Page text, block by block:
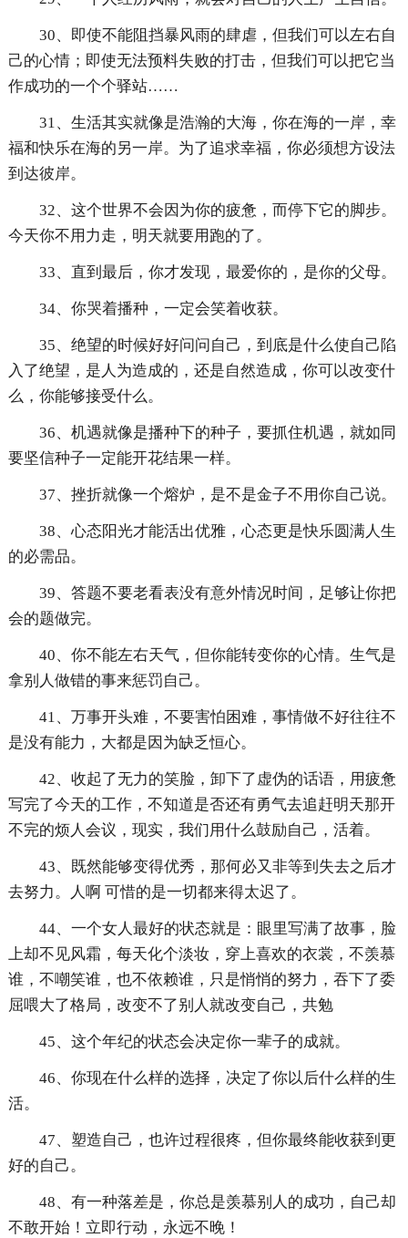
30、即使不能阻挡暴风雨的肆虐，但我们可以左右自
己的心情；即使无法预料失败的打击，但我们可以把它当
作成功的一个个驿站……
31、生活其实就像是浩瀚的大海，你在海的一岸，幸
福和快乐在海的另一岸。为了追求幸福，你必须想方设法
到达彼岸。
32、这个世界不会因为你的疲惫，而停下它的脚步。
今天你不用力走，明天就要用跑的了。
33、直到最后，你才发现，最爱你的，是你的父母。
34、你哭着播种，一定会笑着收获。
35、绝望的时候好好问问自己，到底是什么使自己陷
入了绝望，是人为造成的，还是自然造成，你可以改变什
么，你能够接受什么。
36、机遇就像是播种下的种子，要抓住机遇，就如同
要坚信种子一定能开花结果一样。
37、挫折就像一个熔炉，是不是金子不用你自己说。
38、心态阳光才能活出优雅，心态更是快乐圆满人生
的必需品。
39、答题不要老看表没有意外情况时间，足够让你把
会的题做完。
40、你不能左右天气，但你能转变你的心情。生气是
拿别人做错的事来惩罚自己。
41、万事开头难，不要害怕困难，事情做不好往往不
是没有能力，大都是因为缺乏恒心。
42、收起了无力的笑脸，卸下了虚伪的话语，用疲惫
写完了今天的工作，不知道是否还有勇气去追赶明天那开
不完的烦人会议，现实，我们用什么鼓励自己，活着。
43、既然能够变得优秀，那何必又非等到失去之后才
去努力。人啊 可惜的是一切都来得太迟了。
44、一个女人最好的状态就是：眼里写满了故事，脸
上却不见风霜，每天化个淡妆，穿上喜欢的衣裳，不羡慕
谁，不嘲笑谁，也不依赖谁，只是悄悄的努力，吞下了委
屈喂大了格局，改变不了别人就改变自己，共勉
45、这个年纪的状态会决定你一辈子的成就。
46、你现在什么样的选择，决定了你以后什么样的生
活。
47、塑造自己，也许过程很疼，但你最终能收获到更
好的自己。
48、有一种落差是，你总是羡慕别人的成功，自己却
不敢开始！立即行动，永远不晚！